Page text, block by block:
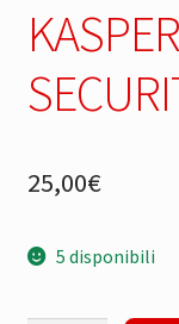
25,00€
5 disponibili